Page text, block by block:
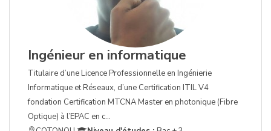
Ingénieur en informatique
Titulaire d’une Licence Professionnelle en Ingénierie
Informatique et Réseaux, d’une Certification ITIL V4
fondation Certification MTCNA Master en photonique (Fibre
Optique) à l’EPAC en c...